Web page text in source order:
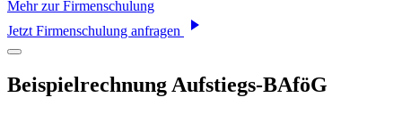
Mehr zur Firmenschulung
Jetzt Firmenschulung anfragen
Beispielrechnung Aufstiegs-BAföG